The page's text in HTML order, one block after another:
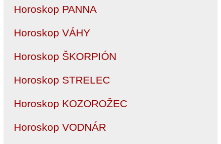
Horoskop PANNA
Horoskop VÁHY
Horoskop ŠKORPIÓN
Horoskop STRELEC
Horoskop KOZOROŽEC
Horoskop VODNÁR